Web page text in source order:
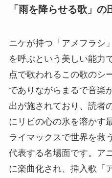
「雨を降らせる歌」の
ニケが持つ「アメフラシ
を呼ぶという美しい能力
点で歌われるこの歌のシ
でありながらまるで音楽
出が施されており、読者
にリビの心の氷を溶かす
ライマックスで世界を救
代表する名場面です。ア
に楽曲化され、挿入歌「